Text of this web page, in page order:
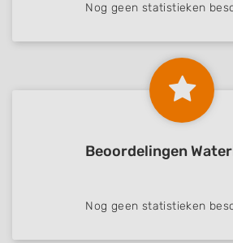
Nog geen statistieken
Beoordelingen
Nog geen statistieken